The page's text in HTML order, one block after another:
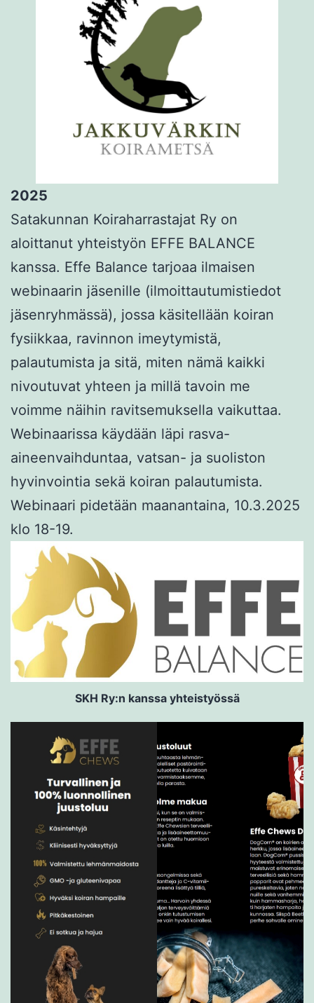
2025
Satakunnan Koiraharrastajat Ry on
aloittanut yhteistyön EFFE BALANCE
kanssa. Effe Balance tarjoaa ilmaisen
webinaarin jäsenille (ilmoittautumistiedot
jäsenryhmässä), jossa käsitellään koiran
fysiikkaa, ravinnon imeytymistä,
palautumista ja sitä, miten nämä kaikki
nivoutuvat yhteen ja millä tavoin me
voimme näihin ravitsemuksella vaikuttaa.
Webinaarissa käydään läpi rasva-
aineenvaihduntaa, vatsan- ja suoliston
hyvinvointia sekä koiran palautumista.
Webinaari pidetään maanantaina, 10.3.2025
klo 18-19.
SKH Ry:n kanssa yhteistyössä